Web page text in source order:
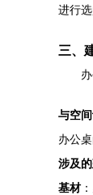
进行选
三、
与空
办公
涉及
基材